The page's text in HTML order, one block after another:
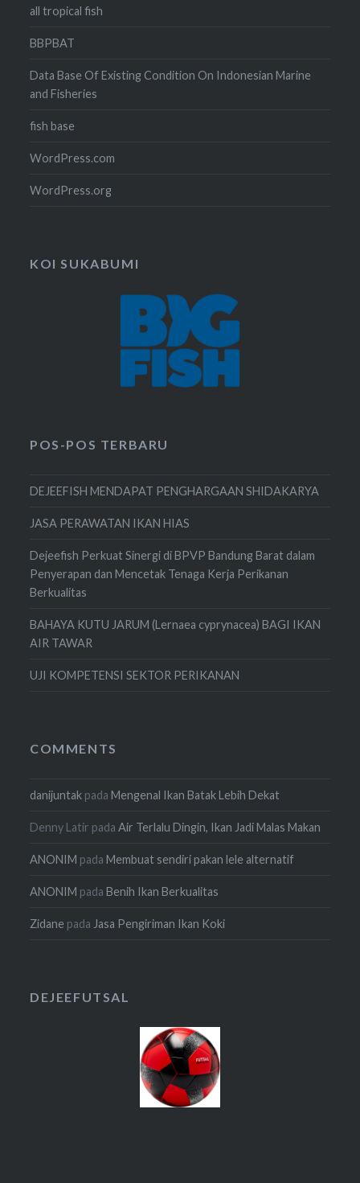
all tropical fish
BBPBAT
Data Base Of Existing Condition On Indonesian Marine
and Fisheries
fish base
WordPress.com
WordPress.org
KOI SUKABUMI
POS-POS TERBARU
DEJEEFISH MENDAPAT PENGHARGAAN SHIDAKARYA
JASA PERAWATAN IKAN HIAS
Dejeefish Perkuat Sinergi di BPVP Bandung Barat dalam
Penyerapan dan Mencetak Tenaga Kerja Perikanan
Berkualitas
BAHAYA KUTU JARUM (Lernaea cyprynacea) BAGI IKAN
AIR TAWAR
UJI KOMPETENSI SEKTOR PERIKANAN
COMMENTS
danijuntak padaMengenal Ikan Batak Lebih Dekat
Denny Latir padaAir Terlalu Dingin, Ikan Jadi Malas Makan
ANONIM padaMembuat sendiri pakan lele alternatif
ANONIM padaBenih Ikan Berkualitas
Zidane pada Jasa Pengiriman Ikan Koki
DEJEEFUTSAL